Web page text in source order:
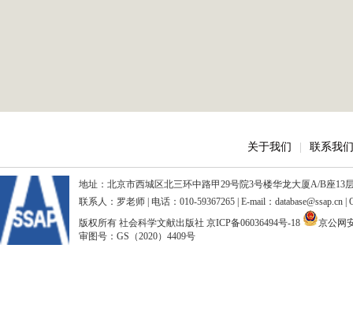
关于我们 联系我们
地址：北京市西城区北三环中路甲29号院3号楼华龙大厦A/B座13
联系人：罗老师 | 电话：010-59367265 | E-mail：database@ssap.cn
版权所有 社会科学文献出版社 京ICP备06036494号-18
京公网
审图号：GS（2020）4409号